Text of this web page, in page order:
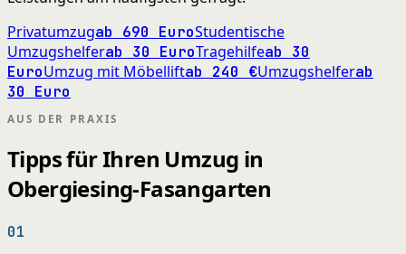
Privatumzugab 690 EuroStudentische
Umzugshelferab 30 EuroTragehilfeab 30
EuroUmzug mit Möbelliftab 240 €Umzugshelferab
30 Euro
AUS DER PRAXIS
Tipps für Ihren Umzug in
Obergiesing-Fasangarten
01